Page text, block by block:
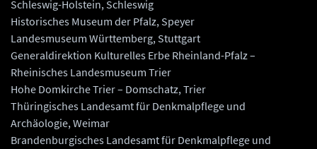
Schleswig-Holstein, Schleswig
Historisches Museum der Pfalz, Speyer
Landesmuseum Württemberg, Stuttgart
Generaldirektion Kulturelles Erbe Rheinland-Pfalz –
Rheinisches Landesmuseum Trier
Hohe Domkirche Trier – Domschatz, Trier
Thüringisches Landesamt für Denkmalpflege und
Archäologie, Weimar
Brandenburgisches Landesamt für Denkmalpflege und